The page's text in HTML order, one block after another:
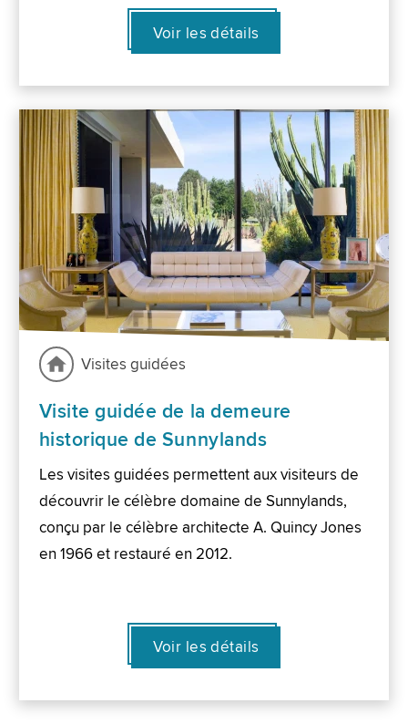
Voir les détails
Visites guidées
Visite guidée de la demeure
historique de Sunnylands
Les visites guidées permettent aux visiteurs de
découvrir le célèbre domaine de Sunnylands,
conçu par le célèbre architecte A. Quincy Jones
en 1966 et restauré en 2012.
Voir les détails